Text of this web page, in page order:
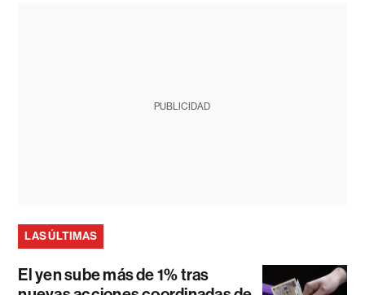
PUBLICIDAD
LAS ÚLTIMAS
El yen sube más de 1% tras